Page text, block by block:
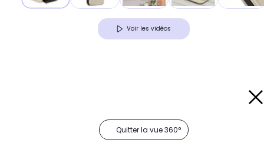
Voir les vidéos
Quitter la vue 360°